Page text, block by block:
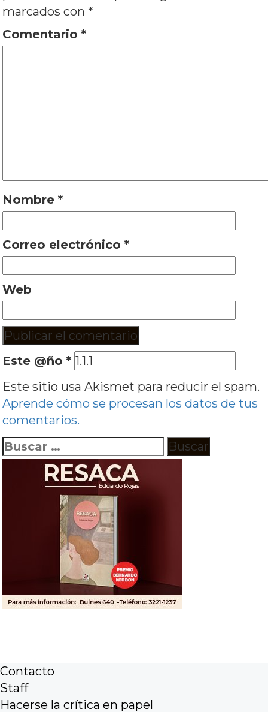
marcados con *
Comentario*
Nombre*
Correo electrónico*
Web
Este @ño*
Este sitio usa Akismet para reducir el spam.
Aprende cómo se procesan los datos de tus
comentarios.
Buscar:
Contacto
Staff
Hacerse la crítica en papel